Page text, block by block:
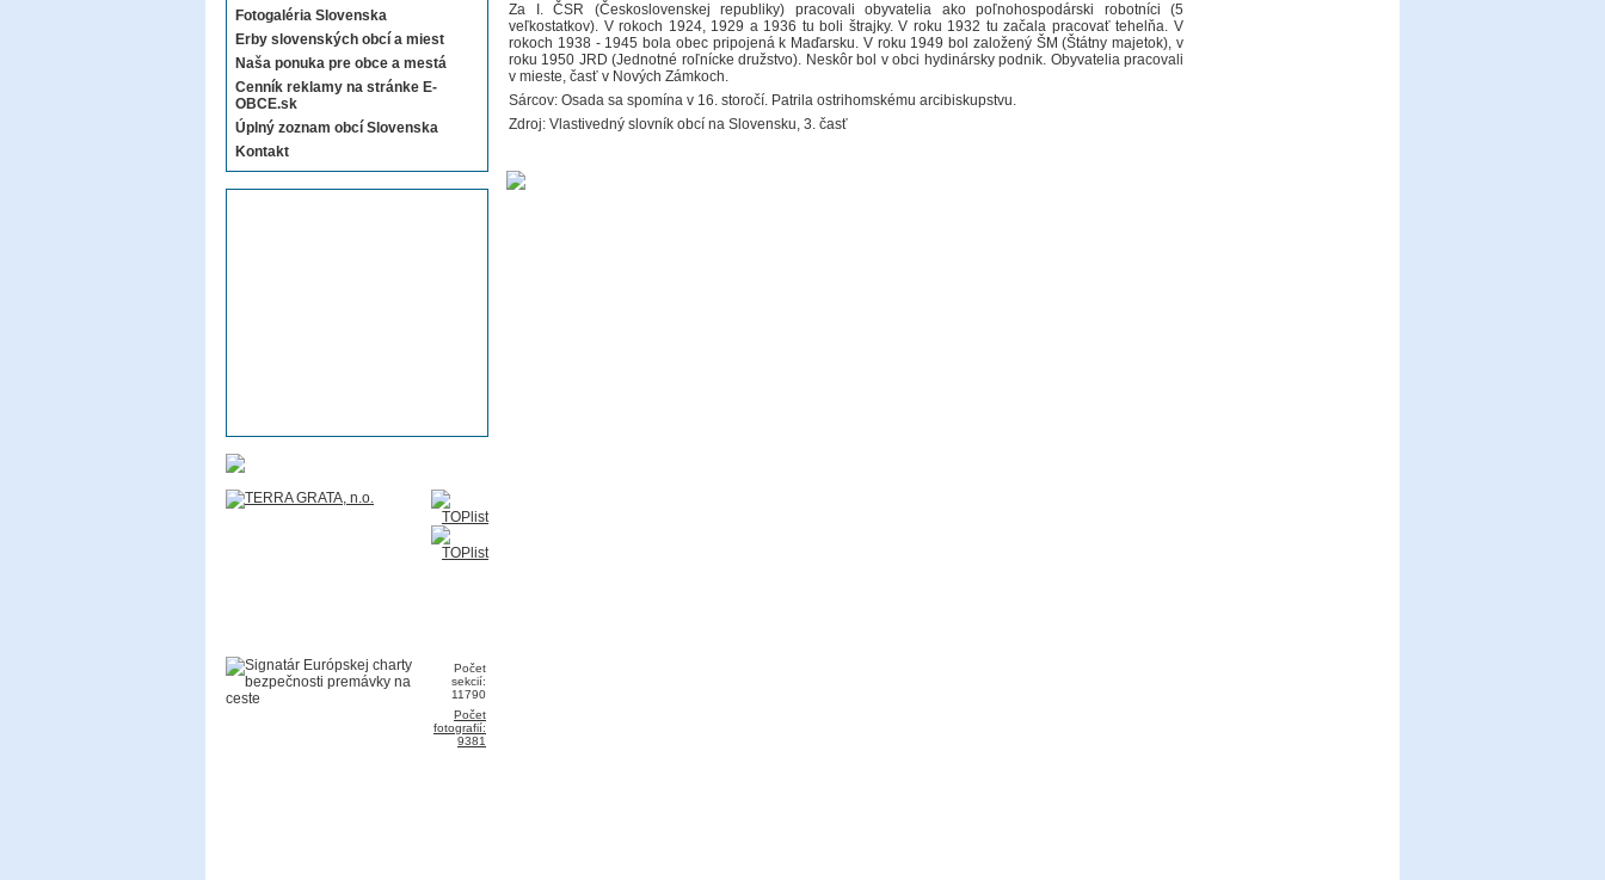
Fotogaléria Slovenska
Erby slovenských obcí a miest
Naša ponuka pre obce a mestá
Cenník reklamy na stránke E-
OBCE.sk
Úplný zoznam obcí Slovenska
Kontakt
Počet
sekcií:
11790
Počet
fotografií:
9381
Za I. ČSR (Československej republiky) pracovali obyvatelia ako poľnohospodárski robotníci (5
veľkostatkov). V rokoch 1924, 1929 a 1936 tu boli štrajky. V roku 1932 tu začala pracovať tehelňa. V
rokoch 1938 - 1945 bola obec pripojená k Maďarsku. V roku 1949 bol založený ŠM (Štátny majetok), v
roku 1950 JRD (Jednotné roľnícke družstvo). Neskôr bol v obci hydinársky podnik. Obyvatelia pracovali
v mieste, časť v Nových Zámkoch.
Sárcov: Osada sa spomína v 16. storočí. Patrila ostrihomskému arcibiskupstvu.
Zdroj: Vlastivedný slovník obcí na Slovensku, 3. časť